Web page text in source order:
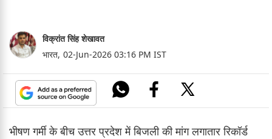
विक्रांत सिंह शेखावत
भारत, 02-Jun-2026 03:16 PM IST
भीषण गर्मी के बीच उत्तर प्रदेश में बिजली की मांग लगातार रिकॉर्ड